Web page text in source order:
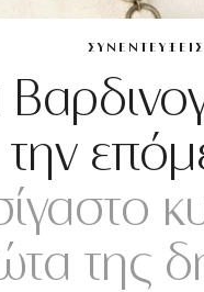
ΣΥΝΕΝΤΕΥΞΕΙΣ
της